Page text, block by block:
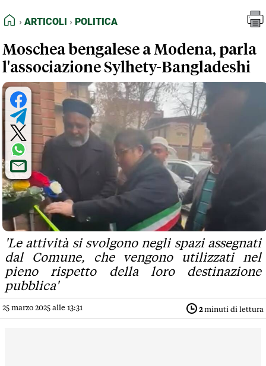
FEED RSS
NORMATIVE DEONTOLOGICHE
TERMINI e CONDIZIONI
HOME
ARTICOLI POLITICA
Moschea bengalese a Modena, parla
l'associazione Sylhety-Bangladeshi
'Le attività si svolgono negli spazi assegnati
dal Comune, che vengono utilizzati nel
pieno rispetto della loro destinazione
pubblica'
25 marzo 2025 alle 13:31 2minuti di lettura